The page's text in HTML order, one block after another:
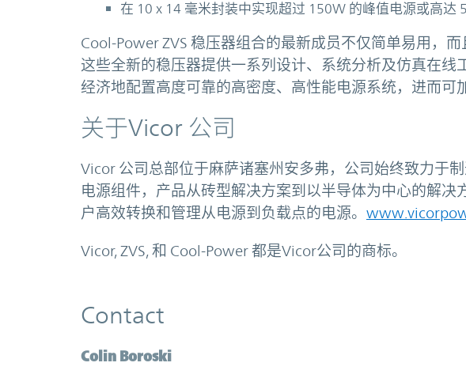
在 10 x 14 毫米封装中实现超过 150W 的峰值电源或高达
Cool-Power ZVS 稳压器组合的最新成员不仅简单易用，而
这些全新的稳压器提供一系列设计、系统分析及仿真在线
经济地配置高度可靠的高密度、高性能电源系统，进而可
关于Vicor 公司
Vicor 公司总部位于麻萨诸塞州安多弗，公司始终致力于
电源组件，产品从砖型解决方案到以半导体为中心的解决
户高效转换和管理从电源到负载点的电源。
Vicor, ZVS, 和 Cool-Power 都是Vicor公司的商标。
Contact
Colin Boroski